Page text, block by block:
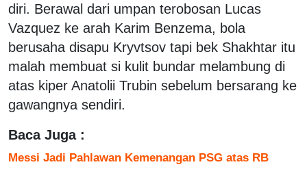
diri. Berawal dari umpan terobosan Lucas
Vazquez ke arah Karim Benzema, bola
berusaha disapu Kryvtsov tapi bek Shakhtar itu
malah membuat si kulit bundar melambung di
atas kiper Anatolii Trubin sebelum bersarang ke
gawangnya sendiri.
Baca Juga :
Messi Jadi Pahlawan Kemenangan PSG atas RB